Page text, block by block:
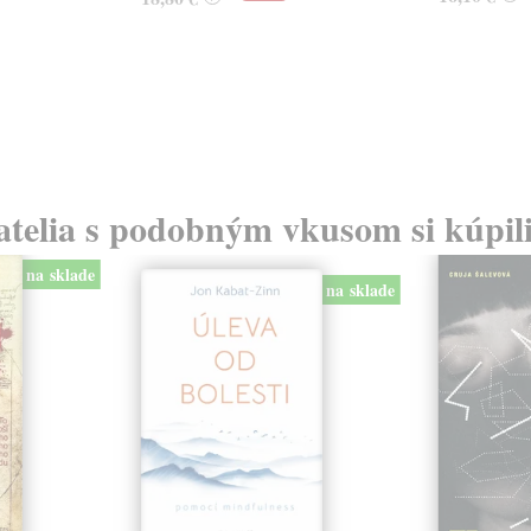
s podobným vkusom si
na sklade
na sklade